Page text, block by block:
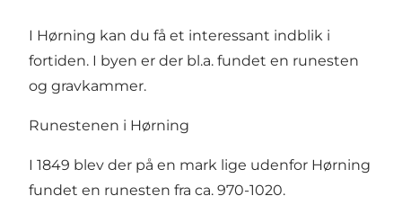
I Hørning kan du få et interessant indblik i
fortiden. I byen er der bl.a. fundet en runesten
og gravkammer.
Runestenen i Hørning
I 1849 blev der på en mark lige udenfor Hørning
fundet en runesten fra ca. 970-1020.